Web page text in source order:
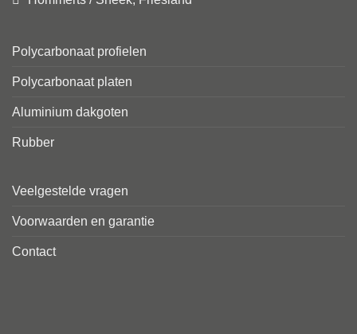
Polycarbonaat profielen
Polycarbonaat platen
Aluminium dakgoten
Rubber
Veelgestelde vragen
Voorwaarden en garantie
Contact